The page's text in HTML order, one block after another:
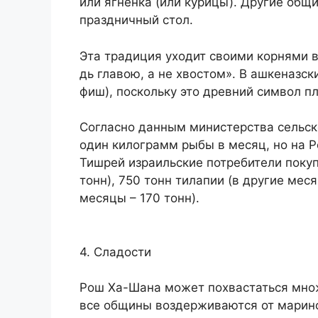
праздничный стол.
Эта традиция уходит своими корнями
дь главою, а не хвостом». В
фиш), поскольку это древний символ
Согласно данным министерства
один килограмм рыбы в месяц, но на
Тишрей израильские потребители
тонн), 750 тонн тилапии (в другие
месяцы – 170 тонн).
4. Сладости
Рош Ха-Шана может похвастаться
все общины воздерживаются от